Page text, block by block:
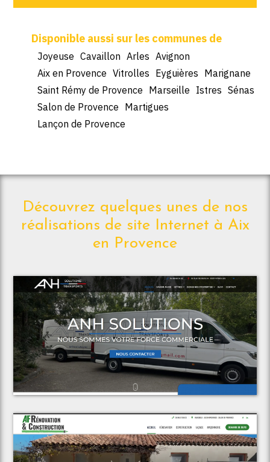
Joyeuse Cavaillon Arles Avignon
Aix en Provence Vitrolles Eyguières Marignane
Saint Rémy de Provence Marseille Istres Sénas
Salon de Provence Martigues
Lançon de Provence
Découvrez quelques unes de nos
réalisations de site Internet à Aix
en Provence
Voir le projet
ANH Solutions